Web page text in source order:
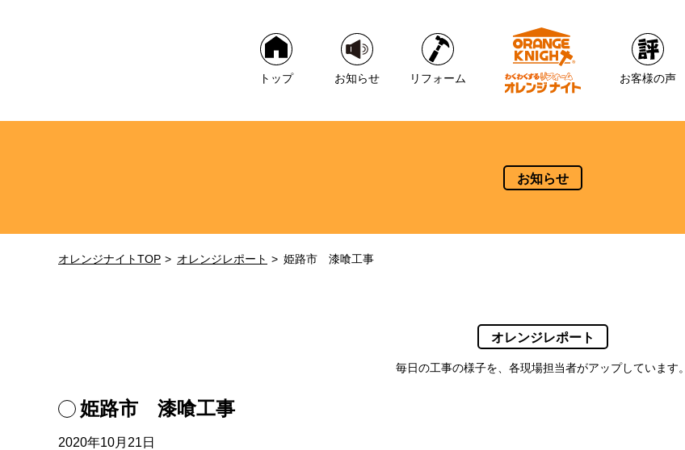
トップ お知らせ リフォーム お客様の声
お知らせ
オレンジナイトTOP オレンジレポート 姫路市 漆喰工事
オレンジレポート
毎日の工事の様子を、各現場担当者がアップしています。
姫路市 漆喰工事
2020年10月21日